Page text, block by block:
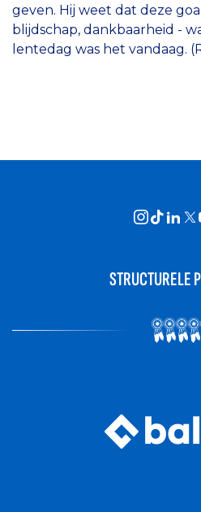
geven. Hij weet dat deze
blijdschap, dankbaarheid -
lentedag was het vandaag.
STRUCTURELE